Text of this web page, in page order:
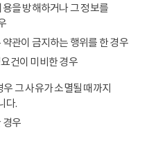
을 방해하거나 그 정보를
관이 금지하는 행위를 한 경우
건이 미비한 경우
그 사유가 소멸될 때까지
다.
경우